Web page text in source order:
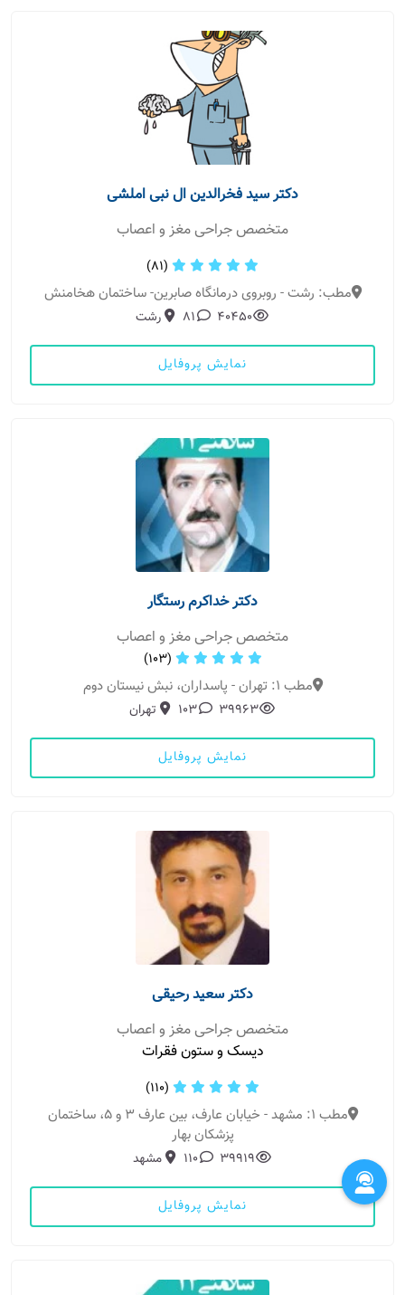
دکتر سید فخرالدین ال نبی املشی
متخصص جراحی مغز و اعصاب
(81)
مطب: رشت - روبروی درمانگاه صابرین- ساختمان هخامنش
40450
81 رشت
نمایش پروفایل
دکتر خداکرم رستگار
متخصص جراحی مغز و اعصاب
(103)
مطب 1: تهران - پاسداران، نبش نیستان دوم
39963
103 تهران
نمایش پروفایل
دکتر سعید رحیقی
متخصص جراحی مغز و اعصاب
دیسک و ستون فقرات
(110)
مطب 1: مشهد - خیابان عارف، بین عارف 3 و 5، ساختمان
پزشکان بهار
39919
110 مشهد
نمایش پروفایل